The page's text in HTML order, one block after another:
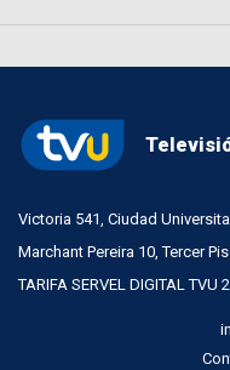
Victoria 541, Ciudad
Marchant Pereira 10, Tercer
TARIFA SERVEL DIGITAL TVU